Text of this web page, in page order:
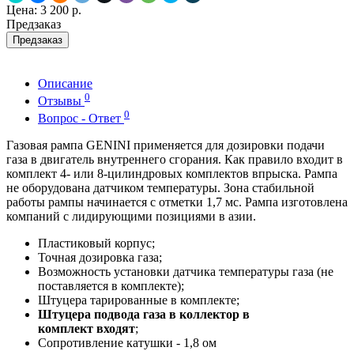
Цена: 3 200 р.
Предзаказ
Предзаказ
Описание
Отзывы 0
Вопрос - Ответ 0
Газовая рампа GENINI применяется для дозировки подачи
газа в двигатель внутреннего сгорания. Как правило входит в
комплект 4- или 8-цилиндровых комплектов впрыска. Рампа
не оборудована датчиком температуры. Зона стабильной
работы рампы начинается с отметки 1,7 мс. Рампа изготовлена
компаний с лидирующими позициями в азии.
Пластиковый корпус;
Точная дозировка газа;
Возможность установки датчика температуры газа (не
поставляется в комплекте);
Штуцера тарированные в комплекте;
Штуцера подвода газа в коллектор в
комплект входят;
Сопротивление катушки - 1,8 ом